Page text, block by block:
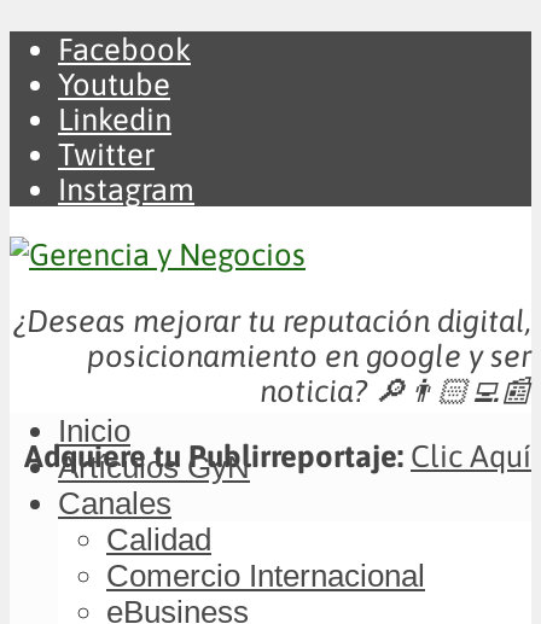
Facebook
Youtube
Linkedin
Twitter
Instagram
¿Deseas mejorar tu reputación digital,
posicionamiento en google y ser
noticia? 🔎👨🏻‍💻📰
Adquiere tu Publirreportaje: Clic Aquí
Inicio
Artículos GyN
Canales
Calidad
Comercio Internacional
eBusiness